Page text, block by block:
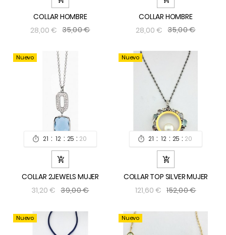
COLLAR HOMBRE
28,00 € 35,00 €
COLLAR HOMBRE
28,00 € 35,00 €
Nuevo
 21 : 12 : 25 : 19

COLLAR 2JEWELS MUJER
31,20 € 39,00 €
Nuevo
 21 : 12 : 25 : 19

COLLAR TOP SILVER MUJER
121,60 € 152,00 €
Nuevo Nuevo